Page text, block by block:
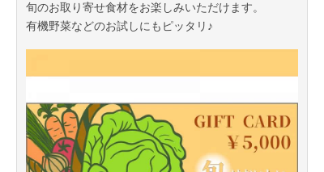
旬のお取り寄せ食材をお楽しみいただけます。
有機野菜などのお試しにもピッタリ♪